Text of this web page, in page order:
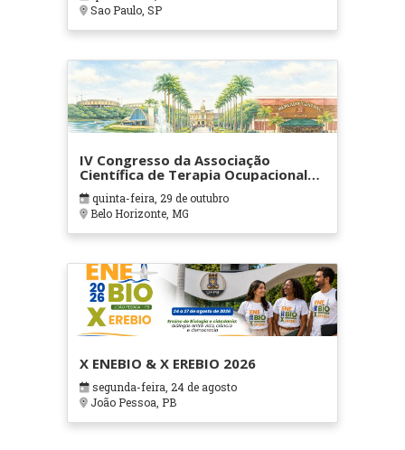
Sao Paulo, SP
IV Congresso da Associação
Científica de Terapia Ocupacional
em Contextos Hospitalares e
Cuidados Paliativos - ATOHOSP
quinta-feira, 29 de outubro
Belo Horizonte, MG
X ENEBIO & X EREBIO 2026
segunda-feira, 24 de agosto
João Pessoa, PB